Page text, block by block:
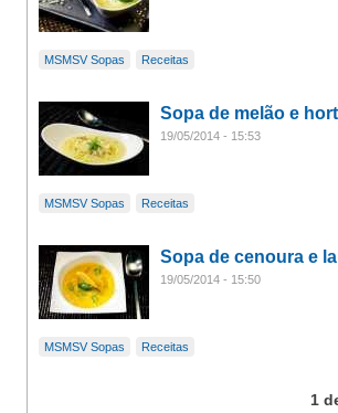
MSMSV Sopas Receitas
Sopa de melão e
19/05/2014 - 15:53
MSMSV Sopas Receitas
Sopa de cenoura e
19/05/2014 - 15:50
MSMSV Sopas Receitas
1